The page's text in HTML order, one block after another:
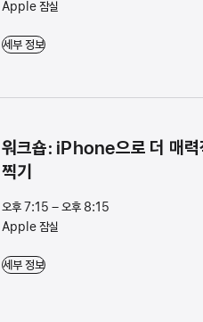
Apple 잠실
시작하기: iPhone - 오후 4:15 – 오후
세부 정보
워크숍: iPhone으로 더 매력
찍기
오후 7:15 – 오후 8:15
Apple 잠실
워크숍: iPhone으로 더 매력적인 사진 찍
세부 정보